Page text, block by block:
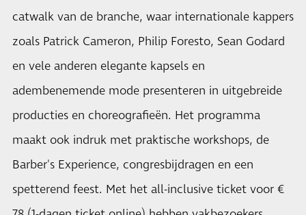
catwalk van de branche, waar internationale kappers
zoals Patrick Cameron, Philip Foresto, Sean Godard
en vele anderen elegante kapsels en
adembenemende mode presenteren in uitgebreide
producties en choreografieën. Het programma
maakt ook indruk met praktische workshops, de
Barber's Experience, congresbijdragen en een
spetterend feest. Met het all-inclusive ticket voor €